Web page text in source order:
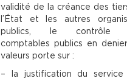
validité de la créance des
l’État et les autres
publics, le contrôle
comptables publics en
valeurs porte sur :
– la justification du service